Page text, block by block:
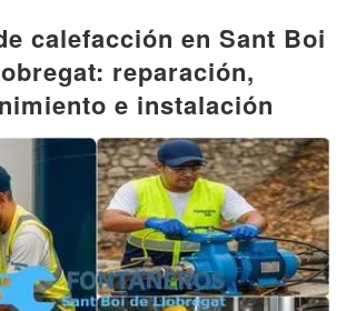
calefacción en Sant Boi
reparación,
e instalación